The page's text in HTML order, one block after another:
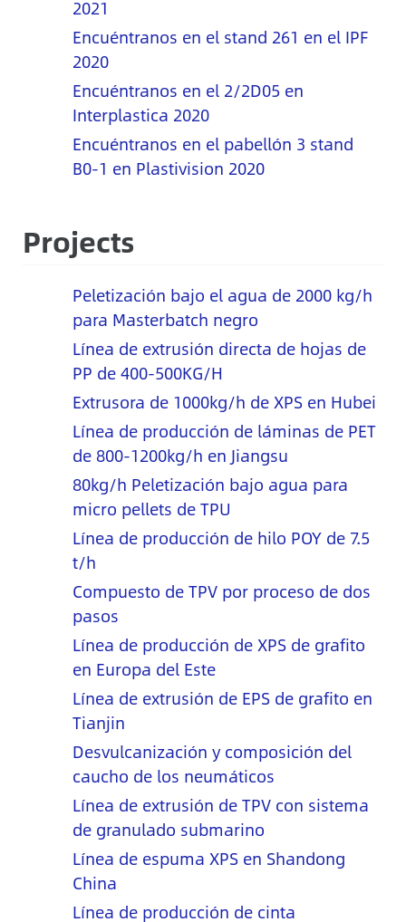
2021
Encuéntranos en el stand 261 en el IPF
2020
Encuéntranos en el 2/2D05 en
Interplastica 2020
Encuéntranos en el pabellón 3 stand
B0-1 en Plastivision 2020
Projects
Peletización bajo el agua de 2000 kg/h
para Masterbatch negro
Línea de extrusión directa de hojas de
PP de 400-500KG/H
Extrusora de 1000kg/h de XPS en Hubei
Línea de producción de láminas de PET
de 800-1200kg/h en Jiangsu
80kg/h Peletización bajo agua para
micro pellets de TPU
Línea de producción de hilo POY de 7.5
t/h
Compuesto de TPV por proceso de dos
pasos
Línea de producción de XPS de grafito
en Europa del Este
Línea de extrusión de EPS de grafito en
Tianjin
Desvulcanización y composición del
caucho de los neumáticos
Línea de extrusión de TPV con sistema
de granulado submarino
Línea de espuma XPS en Shandong
China
Línea de producción de cinta